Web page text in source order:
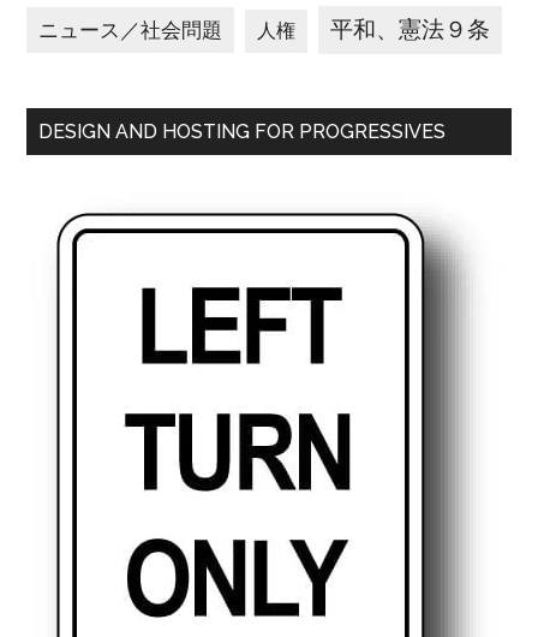
ニュース／社会問題 人権 平和、憲法９条
DESIGN AND HOSTING FOR PROGRESSIVES